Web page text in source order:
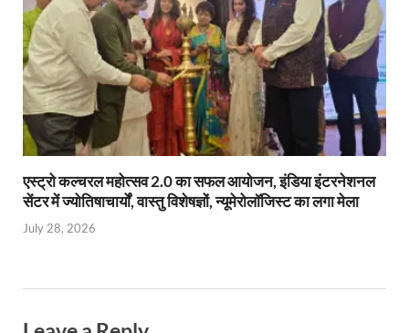
एस्ट्रो कल्चरल महोत्सव 2.0 का सफल आयोजन, इंडिया इंटरनेशनल
सेंटर में ज्योतिषाचार्यों, वास्तु विशेषज्ञों, न्यूमेरोलॉजिस्ट का लगा मेला
July 28, 2026